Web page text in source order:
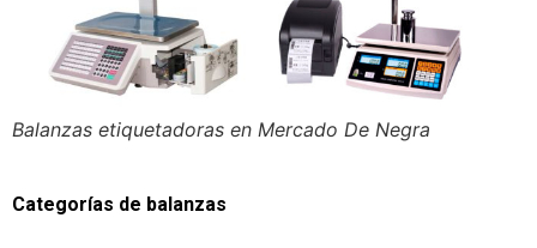
Balanzas etiquetadoras en Mercado De Negra
Categorías de balanzas